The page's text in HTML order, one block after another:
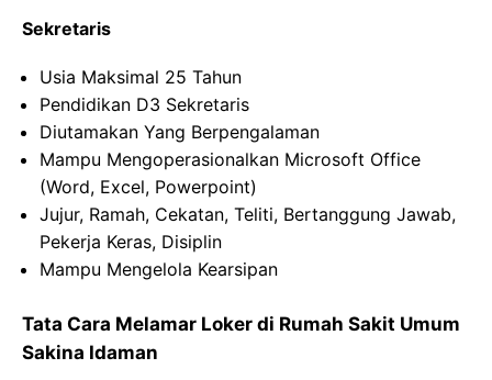
Sekretaris
Usia Maksimal 25 Tahun
Pendidikan D3 Sekretaris
Diutamakan Yang Berpengalaman
Mampu Mengoperasionalkan Microsoft Office
(Word, Excel, Powerpoint)
Jujur, Ramah, Cekatan, Teliti, Bertanggung Jawab,
Pekerja Keras, Disiplin
Mampu Mengelola Kearsipan
Tata Cara Melamar Loker di Rumah Sakit Umum
Sakina Idaman